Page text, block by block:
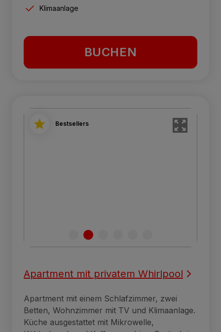
Klimaanlage
BUCHEN
Bestsellers
Apartment mit privatem Whirlpool
Apartment mit einem Schlafzimmer, zwei
Betten, Wohnzimmer mit TV und Klimaanlage.
Küche ausgestattet mit Mikrowelle,